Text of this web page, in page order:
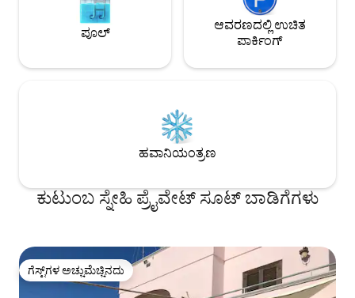
ಪೂಲ್
ಆವರಣದಲ್ಲಿ ಉಚಿತ
ಪಾರ್ಕಿಂಗ್
ಹವಾನಿಯಂತ್ರಣ
ಕುಟುಂಬ ಸ್ನೇಹಿ ಪ್ರೈವೇಟ್ ಸೂಟ್ ಬಾಡಿಗೆಗಳು
ಗೆಸ್ಟ್‌ಗಳ ಅಚ್ಚುಮೆಚ್ಚಿನದು
ಗೆಸ್ಟ್‌ಗಳ ಅಚ್ಚುಮೆಚ್ಚಿನದು